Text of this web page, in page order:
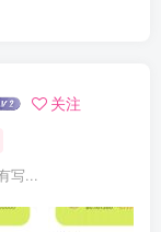
关注
写...